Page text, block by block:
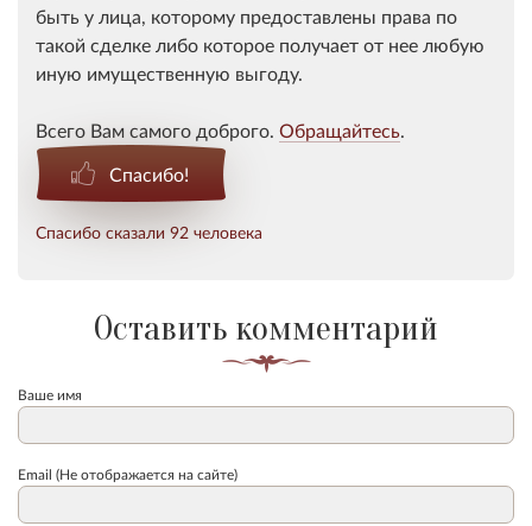
быть у лица, которому предоставлены права по
такой сделке либо которое получает от нее любую
иную имущественную выгоду.
Всего Вам самого доброго. Обращайтесь.
Спасибо!
Спасибо сказали 92 человека
Оставить комментарий
Ваше имя
Email (Не отображается на сайте)